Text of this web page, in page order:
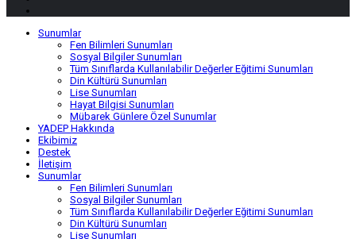
Sunumlar
Fen Bilimleri Sunumları
Sosyal Bilgiler Sunumları
Tüm Sınıflarda Kullanılabilir Değerler Eğitimi Sunumları
Din Kültürü Sunumları
Lise Sunumları
Hayat Bilgisi Sunumları
Mübarek Günlere Özel Sunumlar
YADEP Hakkında
Ekibimiz
Destek
İletişim
Sunumlar
Fen Bilimleri Sunumları
Sosyal Bilgiler Sunumları
Tüm Sınıflarda Kullanılabilir Değerler Eğitimi Sunumları
Din Kültürü Sunumları
Lise Sunumları